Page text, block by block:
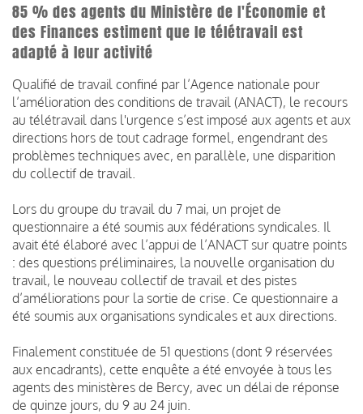
85 % des agents du Ministère de l'Économie et
des Finances estiment que le télétravail est
adapté à leur activité
Qualifié de travail confiné par l’Agence nationale pour
l’amélioration des conditions de travail (ANACT), le recours
au télétravail dans l'urgence s’est imposé aux agents et aux
directions hors de tout cadrage formel, engendrant des
problèmes techniques avec, en parallèle, une disparition
du collectif de travail.
Lors du groupe du travail du 7 mai, un projet de
questionnaire a été soumis aux fédérations syndicales. Il
avait été élaboré avec l’appui de l’ANACT sur quatre points
: des questions préliminaires, la nouvelle organisation du
travail, le nouveau collectif de travail et des pistes
d’améliorations pour la sortie de crise. Ce questionnaire a
été soumis aux organisations syndicales et aux directions.
Finalement constituée de 51 questions (dont 9 réservées
aux encadrants), cette enquête a été envoyée à tous les
agents des ministères de Bercy, avec un délai de réponse
de quinze jours, du 9 au 24 juin.